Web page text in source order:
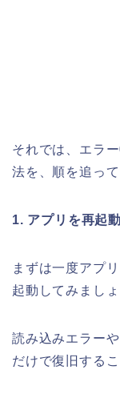
それでは、エラ
法を、順を追っ
1. アプリを再起
まずは一度アプ
起動してみましょ
読み込みエラー
だけで復旧する